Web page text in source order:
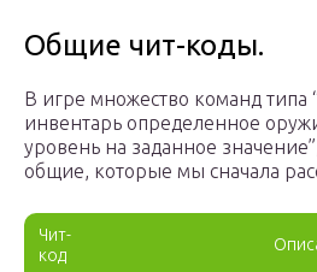
Общие чит-коды.
В игре множество команд типа
инвентарь определенное
уровень на заданное
общие, которые мы сначала
Чит-
код